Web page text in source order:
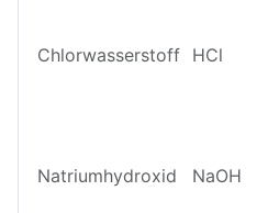
Chlorwasserstoff HCl
Natriumhydroxid NaOH